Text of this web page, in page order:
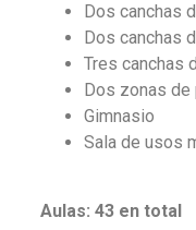
Dos canchas
Dos canchas
Tres canchas
Dos zonas de
Gimnasio
Sala de usos
Aulas: 43 en total